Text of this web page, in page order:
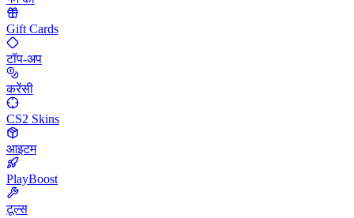
Gift Cards
टॉप-अप
करेंसी
CS2 Skins
आइटम
PlayBoost
टूल्स